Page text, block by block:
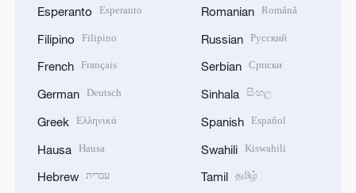
Esperanto Esperanto
Filipino Filipino
French Français
German Deutsch
Greek Ελληνικά
Hausa Hausa
Hebrew עברית
Romanian Română
Russian Русский
Serbian Српски
Sinhala සිංහල
Spanish Español
Swahili Kiswahili
Tamil தமிழ்